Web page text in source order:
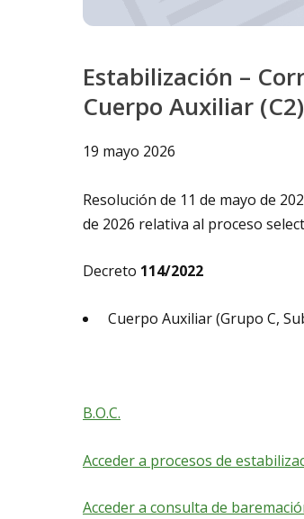
Estabilización –
Cuerpo Auxiliar
19 mayo 2026
Resolución de 11 de mayo de
de 2026 relativa al proceso
Decreto 114/2022
Cuerpo Auxiliar (Grupo C,
B.O.C.
Acceder a procesos de
Acceder a consulta de